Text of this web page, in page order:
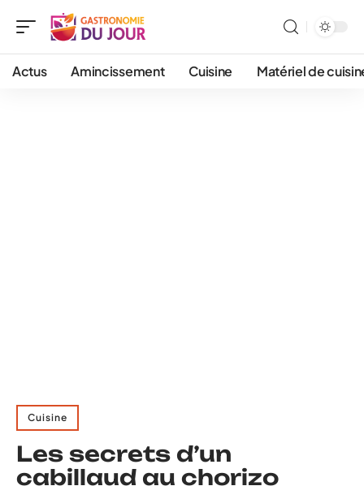
Actus Amincissement Cuisine Matériel de
Cuisine
Les secrets d’un
cabillaud au chorizo